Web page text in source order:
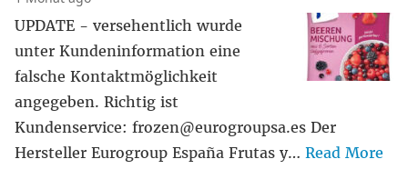
UPDATE - versehentlich wurde
unter Kundeninformation eine
falsche Kontaktmöglichkeit
angegeben. Richtig ist
Kundenservice: frozen@eurogroupsa.es Der
Hersteller Eurogroup España Frutas y… Read More